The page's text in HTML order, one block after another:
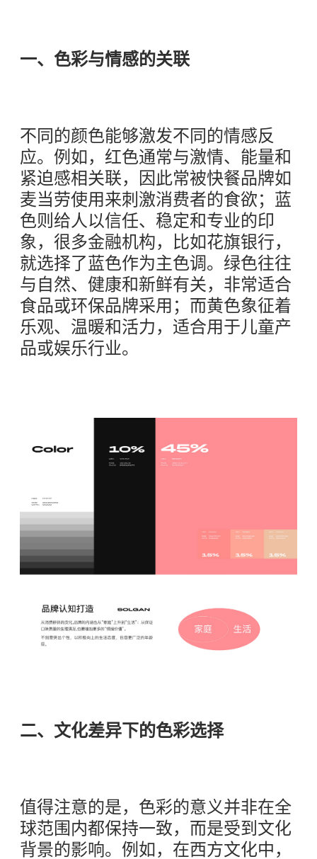
一、色彩与情感的关联
不同的颜色能够激发不同的情感反
应。例如，红色通常与激情、能量和
紧迫感相关联，因此常被快餐品牌如
麦当劳使用来刺激消费者的食欲；蓝
色则给人以信任、稳定和专业的印
象，很多金融机构，比如花旗银行，
就选择了蓝色作为主色调。绿色往往
与自然、健康和新鲜有关，非常适合
食品或环保品牌采用；而黄色象征着
乐观、温暖和活力，适合用于儿童产
品或娱乐行业。
二、文化差异下的色彩选择
值得注意的是，色彩的意义并非在全
球范围内都保持一致，而是受到文化
背景的影响。例如，在西方文化中，